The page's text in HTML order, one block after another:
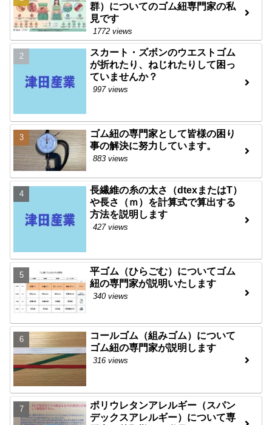
群）についてのゴム紐専門家の私
見です
1772 views
スカート・ズボンのウエストゴム
が折れたり、ねじれたりして困っ
ていませんか？
997 views
ゴム紐の専門家として皆様の困り
事の解決に努力しています。
883 views
長繊維の糸の太さ（dtexまたはT）
や長さ（ｍ）を計算式で算出する
方法を説明します
427 views
平ゴム（ひらごむ）についてゴム
紐の専門家が説明いたします
340 views
コールゴム（組みゴム）について
ゴム紐の専門家が説明します
316 views
ポリウレタンアレルギー（スパン
デックスアレルギー）について専